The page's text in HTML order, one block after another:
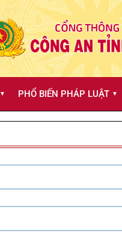
▼ PHỔ BIẾN PHÁP LUẬT ▼